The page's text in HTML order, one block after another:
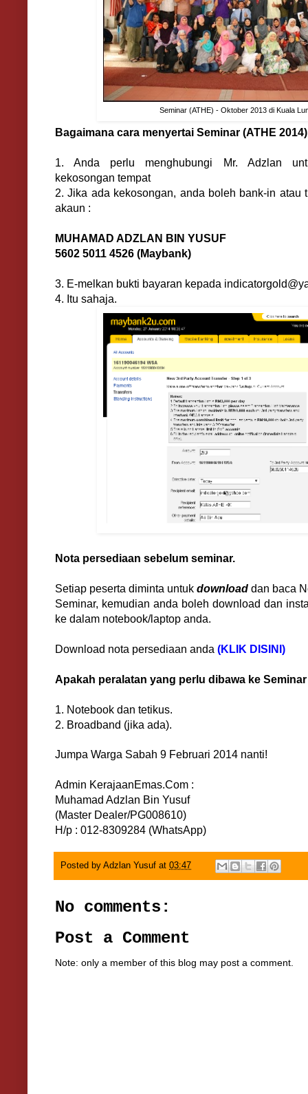
Seminar (ATHE) - Oktober 2013 di Kuala
Bagaimana cara menyertai Seminar (ATHE
1. Anda perlu menghubungi Mr. Adzlan
kekosongan tempat
2. Jika ada kekosongan, anda boleh bank-in atau
akaun :
MUHAMAD ADZLAN BIN YUSUF
5602 5011 4526 (Maybank)
3. E-melkan bukti bayaran kepada
4. Itu sahaja.
Nota persediaan sebelum seminar.
Setiap peserta diminta untuk download dan baca
Seminar, kemudian anda boleh download dan
ke dalam notebook/laptop anda.
Download nota persediaan anda (KLIK DISINI)
Apakah peralatan yang perlu dibawa ke
1. Notebook dan tetikus.
2. Broadband (jika ada).
Jumpa Warga Sabah 9 Februari 2014 nanti!
Admin KerajaanEmas.Com :
Muhamad Adzlan Bin Yusuf
(Master Dealer/PG008610)
H/p : 012-8309284 (WhatsApp)
Posted by Adzlan Yusuf at 03:47
No comments:
Post a Comment
Note: only a member of this blog may post a comment.